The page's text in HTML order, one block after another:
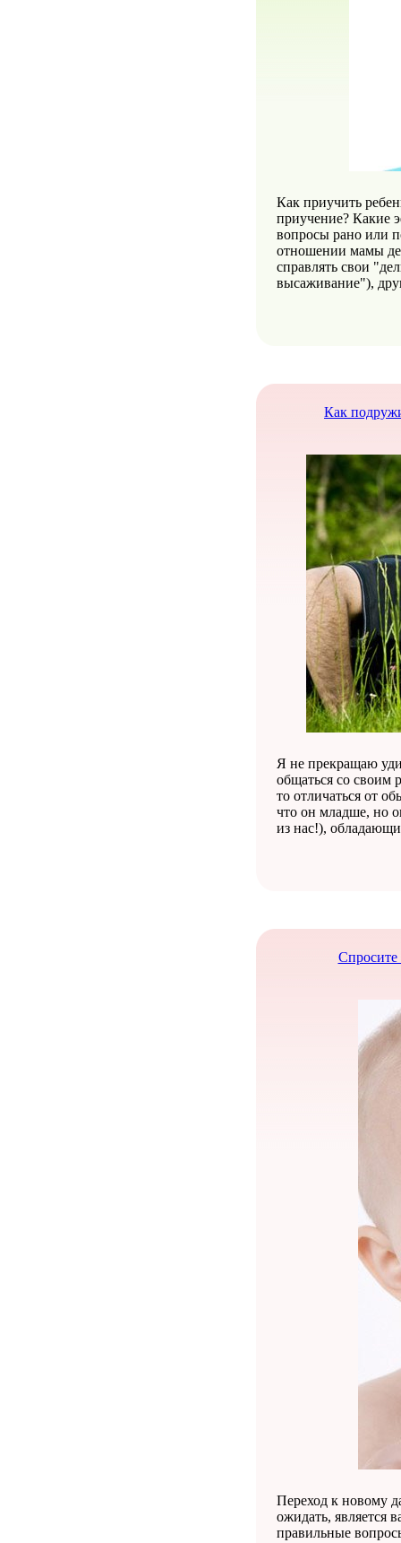
Как приучить
приучение? Какие
вопросы рано или
отношении мамы
справлять свои
высаживание"),
Как
Я не прекращаю
общаться со своим
то отличаться от
что он младше, но
из нас!),
Спросите
Переход к новому
ожидать, является
правильные